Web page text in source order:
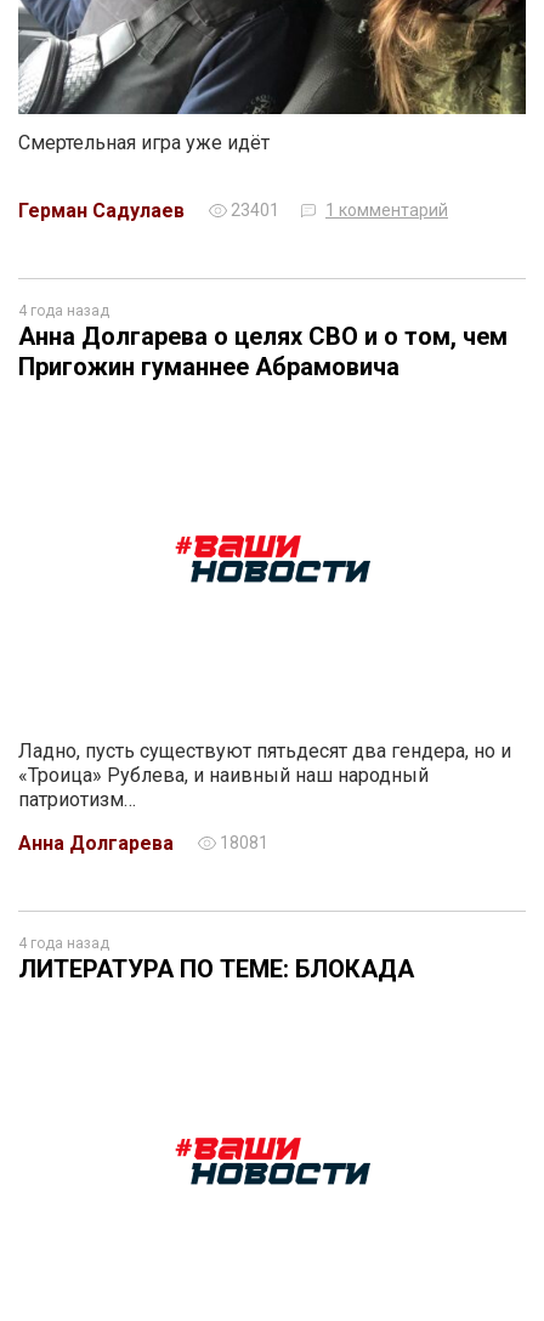
Смертельная игра уже идёт
Герман Садулаев 23401 1 комментарий
4 года назад
Анна Долгарева о целях СВО и о том, чем
Пригожин гуманнее Абрамовича
Ладно, пусть существуют пятьдесят два гендера, но и
«Троица» Рублева, и наивный наш народный
патриотизм…
Анна Долгарева
18081
4 года назад
ЛИТЕРАТУРА ПО ТЕМЕ: БЛОКАДА